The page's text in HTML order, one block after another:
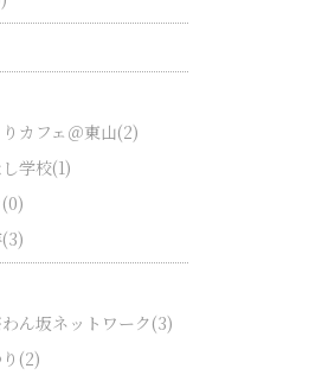
カフェ＠東山(2)
学校(1)
ん坂ネットワーク(3)
(2)